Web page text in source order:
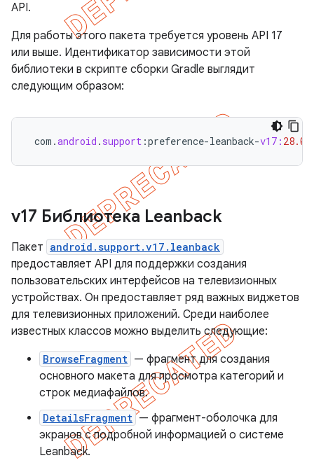
API.
Для работы этого пакета требуется уровень API 17
или выше. Идентификатор зависимости этой
библиотеки в скрипте сборки Gradle выглядит
следующим образом:
com .android . support :preference-leanback-v17: 28.0
v17 Библиотека Leanback
Пакет android.support.v17.leanback
предоставляет API для поддержки создания
пользовательских интерфейсов на телевизионных
устройствах. Он предоставляет ряд важных виджетов
для телевизионных приложений. Среди наиболее
известных классов можно выделить следующие:
BrowseFragment — фрагмент для создания
основного макета для просмотра категорий и
строк медиафайлов.
DetailsFragment — фрагмент-оболочка для
экранов с подробной информацией о системе
Leanback.